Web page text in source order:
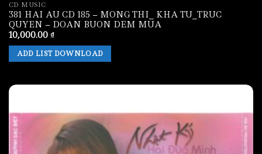
CD MUSIC
381 HAI AU CD 185 – MONG THI_ KHA TU_TRUC
QUYEN – DOAN BUON DEM MUA
10,000.00 ₫
ADD LIST DOWNLOAD